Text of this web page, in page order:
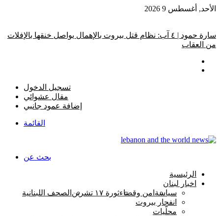
الأحد, أغسطس 9 2026
سارة حمود | ٤ آب: نظام قتل بيروت بالإهمال يواصل خنقها بالإفلات
من العقاب
تسجيل الدخول
مقال عشوائي
إضافة عمود جانبي
القائمة
بحث عن
الرئيسية
اخبار لبنان
سياسة امن وقضاءثورة ١٧ تشرين
الصحف اللبنانية
انفجار بيروت
محلّيات